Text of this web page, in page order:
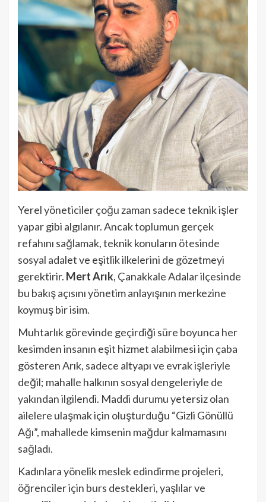
Yerel yöneticiler çoğu zaman sadece teknik işler
yapar gibi algılanır. Ancak toplumun gerçek
refahını sağlamak, teknik konuların ötesinde
sosyal adalet ve eşitlik ilkelerini de gözetmeyi
gerektirir. Mert Arık, Çanakkale Adalar ilçesinde
bu bakış açısını yönetim anlayışının merkezine
koymuş bir isim.
Muhtarlık görevinde geçirdiği süre boyunca her
kesimden insanın eşit hizmet alabilmesi için çaba
gösteren Arık, sadece altyapı ve evrak işleriyle
değil; mahalle halkının sosyal dengeleriyle de
yakından ilgilendi. Maddi durumu yetersiz olan
ailelere ulaşmak için oluşturduğu “Gizli Gönüllü
Ağı”, mahallede kimsenin mağdur kalmamasını
sağladı.
Kadınlara yönelik meslek edindirme projeleri,
öğrenciler için burs destekleri, yaşlılar ve